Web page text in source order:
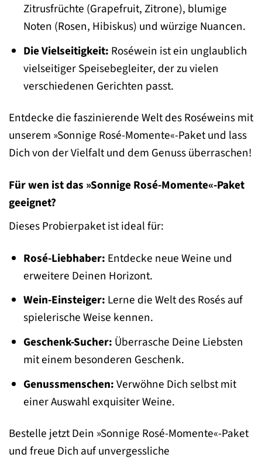
Zitrusfrüchte (Grapefruit, Zitrone), blumige
Noten (Rosen, Hibiskus) und würzige Nuancen.
Die Vielseitigkeit: Roséwein ist ein unglaublich
vielseitiger Speisebegleiter, der zu vielen
verschiedenen Gerichten passt.
Entdecke die faszinierende Welt des Roséweins mit
unserem »Sonnige Rosé-Momente«-Paket und lass
Dich von der Vielfalt und dem Genuss überraschen!
Für wen ist das »Sonnige Rosé-Momente«-Paket
geeignet?
Dieses Probierpaket ist ideal für:
Rosé-Liebhaber: Entdecke neue Weine und
erweitere Deinen Horizont.
Wein-Einsteiger: Lerne die Welt des Rosés auf
spielerische Weise kennen.
Geschenk-Sucher: Überrasche Deine Liebsten
mit einem besonderen Geschenk.
Genussmenschen:Verwöhne Dich selbst mit
einer Auswahl exquisiter Weine.
Bestelle jetzt Dein »Sonnige Rosé-Momente«-Paket
und freue Dich auf unvergessliche